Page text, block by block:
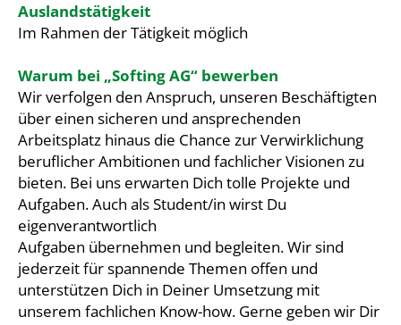
Auslandstätigkeit
Im Rahmen der Tätigkeit möglich
Warum bei „Softing AG“ bewerben
Wir verfolgen den Anspruch, unseren Beschäftigten
über einen sicheren und ansprechenden
Arbeitsplatz hinaus die Chance zur Verwirklichung
beruflicher Ambitionen und fachlicher Visionen zu
bieten. Bei uns erwarten Dich tolle Projekte und
Aufgaben. Auch als Student/in wirst Du
eigenverantwortlich
Aufgaben übernehmen und begleiten. Wir sind
jederzeit für spannende Themen offen und
unterstützen Dich in Deiner Umsetzung mit
unserem fachlichen Know-how. Gerne geben wir Dir